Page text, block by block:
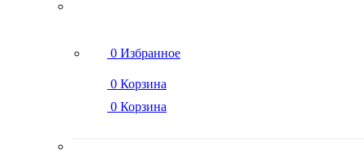
0 Избранное
0 Корзина
0 Корзина